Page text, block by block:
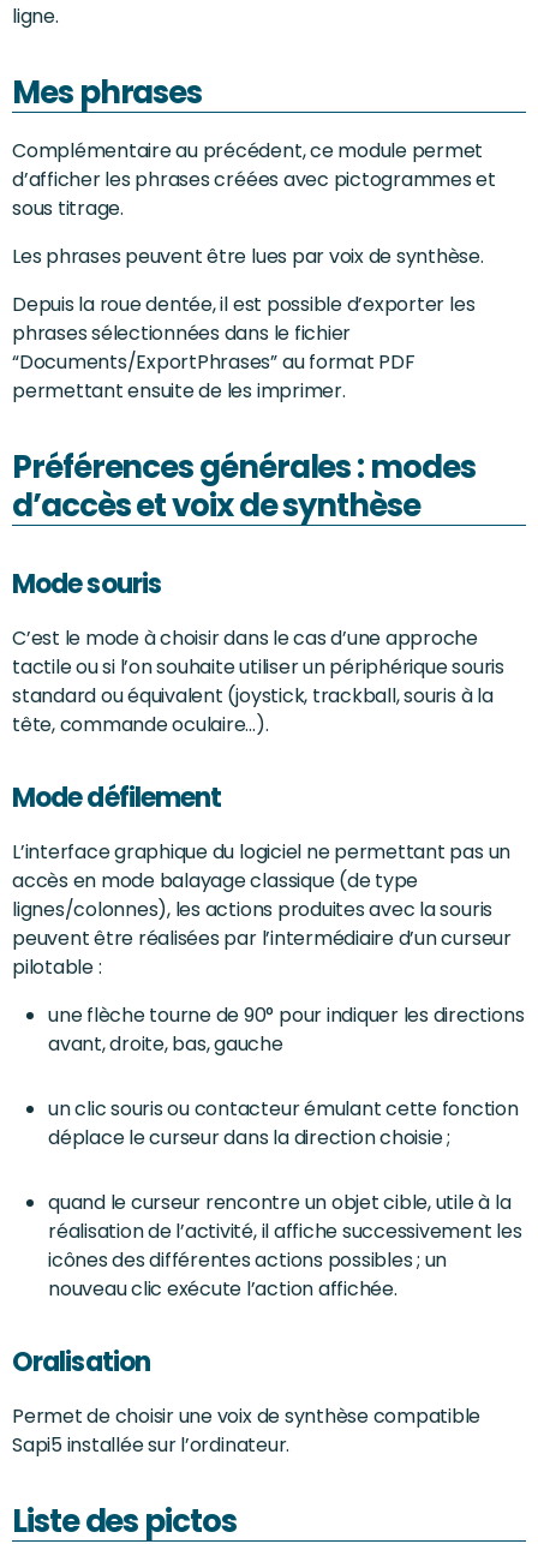
ligne.
Mes phrases
Complémentaire au précédent, ce module permet
d’afficher les phrases créées avec pictogrammes et
sous titrage.
Les phrases peuvent être lues par voix de synthèse.
Depuis la roue dentée, il est possible d’exporter les
phrases sélectionnées dans le fichier
“Documents/ExportPhrases” au format PDF
permettant ensuite de les imprimer.
Préférences générales : modes
d’accès et voix de synthèse
Mode souris
C’est le mode à choisir dans le cas d’une approche
tactile ou si l’on souhaite utiliser un périphérique souris
standard ou équivalent (joystick, trackball, souris à la
tête, commande oculaire…).
Mode défilement
L’interface graphique du logiciel ne permettant pas un
accès en mode balayage classique (de type
lignes/colonnes), les actions produites avec la souris
peuvent être réalisées par l’intermédiaire d’un curseur
pilotable :
une flèche tourne de 90° pour indiquer les directions
avant, droite, bas, gauche
un clic souris ou contacteur émulant cette fonction
déplace le curseur dans la direction choisie ;
quand le curseur rencontre un objet cible, utile à la
réalisation de l’activité, il affiche successivement les
icônes des différentes actions possibles ; un
nouveau clic exécute l’action affichée.
Oralisation
Permet de choisir une voix de synthèse compatible
Sapi5 installée sur l’ordinateur.
Liste des pictos